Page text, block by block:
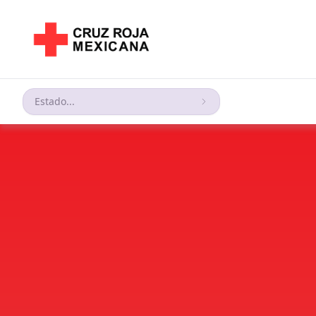
Estado...